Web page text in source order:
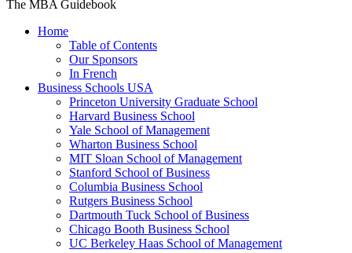
The MBA Guidebook
Home
Table of Contents
Our Sponsors
In French
Business Schools USA
Princeton University Graduate School
Harvard Business School
Yale School of Management
Wharton Business School
MIT Sloan School of Management
Stanford School of Business
Columbia Business School
Rutgers Business School
Dartmouth Tuck School of Business
Chicago Booth Business School
UC Berkeley Haas School of Management